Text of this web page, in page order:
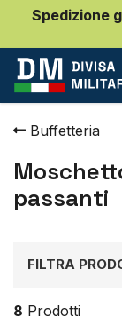
Spedizione
Buffetteria
passanti
FILTRA
8 Prodotti